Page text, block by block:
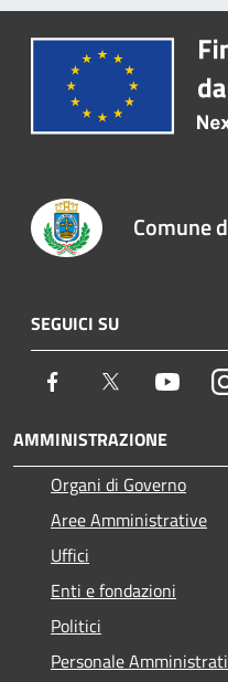
Comune
SEGUICI SU
Facebook Twitter
AMMINISTRAZIONE
Organi di Governo
Aree Amministrative
Uffici
Enti e fondazioni
Politici
Personale